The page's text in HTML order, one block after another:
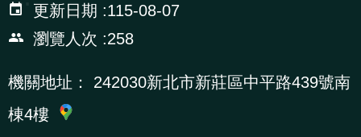
辦
導
專
區
更新日期
115-08-07
瀏覽人次
258
機關地址：
242030新北市新莊區中平路439號南
棟4樓